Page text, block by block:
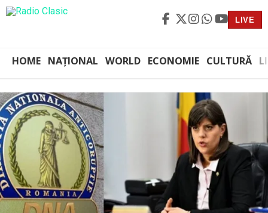
LIVE
HOME NAȚIONAL WORLD ECONOMIE CULTURĂ